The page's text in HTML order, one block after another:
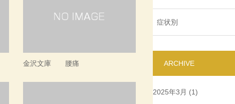
金沢文庫 腰痛
症状別
ARCHIVE
2025年3月 (1)